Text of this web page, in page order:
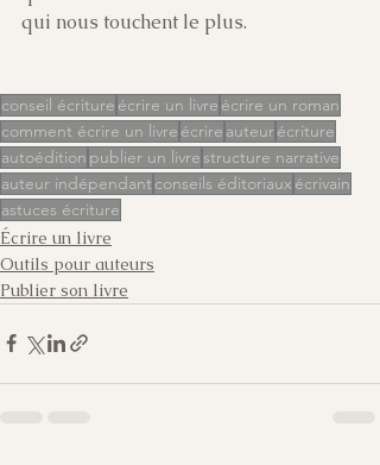
qui nous touchent le plus.
conseil écriture écrire un livre écrire un roman
comment écrire un livre écrire auteurécriture
autoédition publier un livre structure narrative
auteur indépendant conseils éditoriaux écrivain
astuces écriture
Écrire un livre
Outils pour auteurs
Publier son livre